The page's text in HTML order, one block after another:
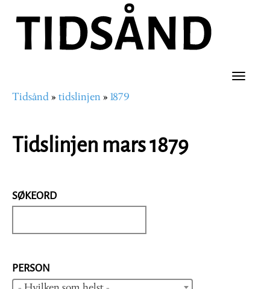
hovedinnhold
Toggle
Navigasjonssti
Tidsånd tidslinjen 1879
Tidslinjen mars 1879
SØKEORD
PERSON